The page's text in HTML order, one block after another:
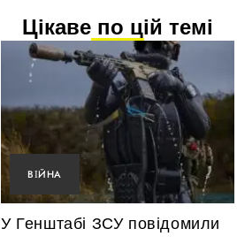
Цікаве по цій темі
ВІЙНА
У Генштабі ЗСУ повідомили